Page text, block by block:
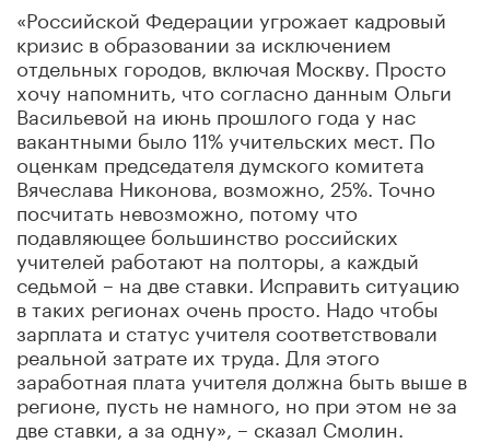
«Российской Федерации угрожает кадровый
кризис в образовании за исключением
отдельных городов, включая Москву. Просто
хочу напомнить, что согласно данным Ольги
Васильевой на июнь прошлого года у нас
вакантными было 11% учительских мест. По
оценкам председателя думского комитета
Вячеслава Никонова, возможно, 25%. Точно
посчитать невозможно, потому что
подавляющее большинство российских
учителей работают на полторы, а каждый
седьмой – на две ставки. Исправить ситуацию
в таких регионах очень просто. Надо чтобы
зарплата и статус учителя соответствовали
реальной затрате их труда. Для этого
заработная плата учителя должна быть выше в
регионе, пусть не намного, но при этом не за
две ставки, а за одну», – сказал Смолин.